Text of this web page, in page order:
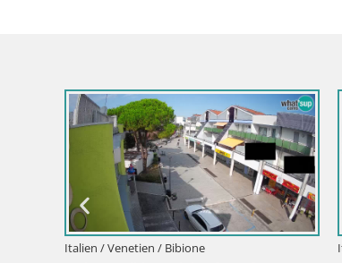
Kroatien / Lika-Senj / Senj